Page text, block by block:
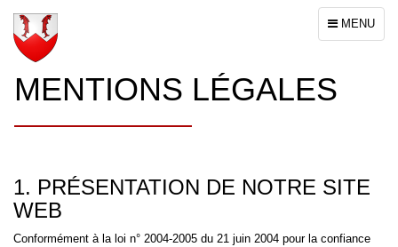
Toggle
navigation
MENU
MENTIONS LÉGALES
1. PRÉSENTATION DE NOTRE SITE
WEB
Conformément à la loi n° 2004-2005 du 21 juin 2004 pour la confiance